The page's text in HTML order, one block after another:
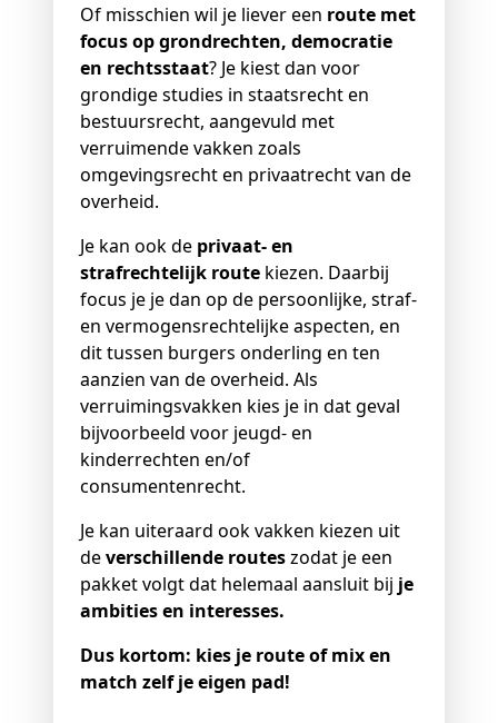
Of misschien wil je liever een route met
focus op grondrechten, democratie
en rechtsstaat? Je kiest dan voor
grondige studies in staatsrecht en
bestuursrecht, aangevuld met
verruimende vakken zoals
omgevingsrecht en privaatrecht van de
overheid.
Je kan ook de privaat- en
strafrechtelijk route kiezen. Daarbij
focus je je dan op de persoonlijke, straf-
en vermogensrechtelijke aspecten, en
dit tussen burgers onderling en ten
aanzien van de overheid. Als
verruimingsvakken kies je in dat geval
bijvoorbeeld voor jeugd- en
kinderrechten en/of
consumentenrecht.
Je kan uiteraard ook vakken kiezen uit
deverschillende routeszodat je een
pakket volgt dat helemaal aansluit bij je
ambities en interesses.
Dus kortom: kies je route of mix en
match zelf je eigen pad!